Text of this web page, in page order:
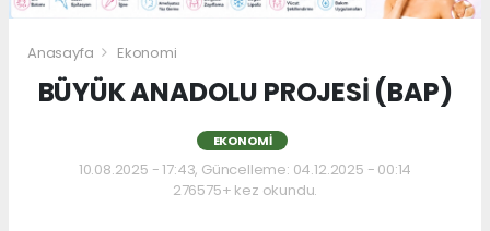
Anasayfa Ekonomi
BÜYÜK ANADOLU PROJESİ (BAP)
EKONOMI
10.08.2025 - 17:43, Güncelleme: 04.12.2025 - 00:14
276575+ kez okundu.